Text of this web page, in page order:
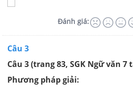
Đánh giá:
Câu 3
Câu 3 (trang 83, SGK Ngữ văn 7
Phương pháp giải: